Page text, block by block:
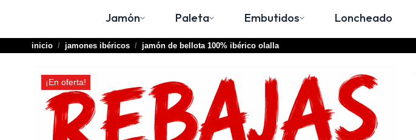
Jamón Paleta Embutidos Loncheado
inicio jamones ibéricos jamón de bellota 100% ibérico olalla
¡En oferta!